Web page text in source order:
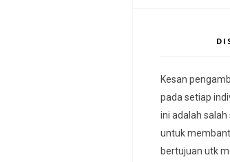
Kesan
pada setiap
ini adalah
untuk
bertujuan utk